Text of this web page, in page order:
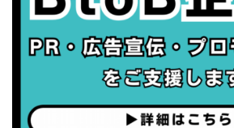
・職場の健康診断実施強化月間
・世界性の健康デー
・世界アルツハイマー月間